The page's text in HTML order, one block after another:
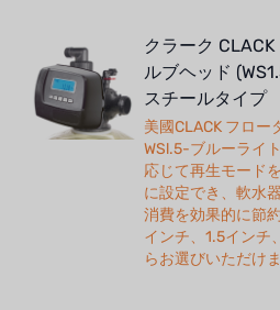
クラーク
ルブヘッド
スチールタイプ
美國CLACK フロ
WSl.5-ブルーライ
応じて再生モード
に設定でき、軟水
消費を効果的に節
インチ、1.5インチ
らお選びいただけま